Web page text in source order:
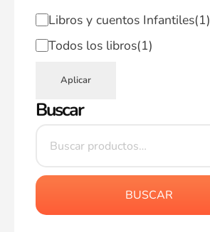
Libros y cuentos Infantiles(1)
Todos los libros(1)
Aplicar
Buscar
BUSCAR